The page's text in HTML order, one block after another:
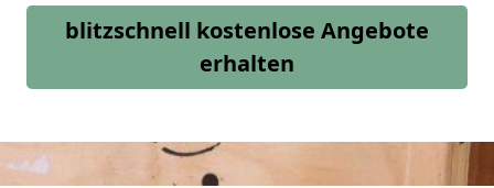
blitzschnell kostenlose Angebote
erhalten